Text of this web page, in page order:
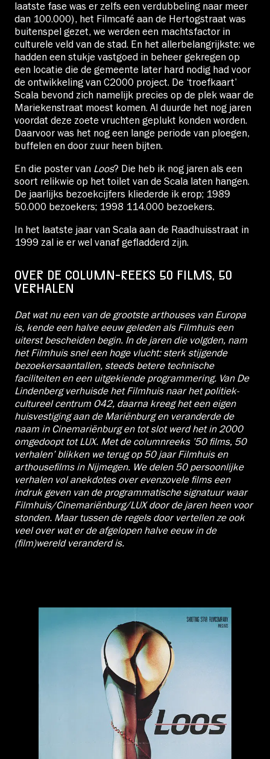
laatste fase was er zelfs een verdubbeling naar meer
dan 100.000), het Filmcafé aan de Hertogstraat was
buitenspel gezet, we werden een machtsfactor in
culturele veld van de stad. En het allerbelangrijkste: we
hadden een stukje vastgoed in beheer gekregen op
een locatie die de gemeente later hard nodig had voor
de ontwikkeling van C2000 project. De ‘troefkaart’
Scala bevond zich namelijk precies op de plek waar de
Mariekenstraat moest komen. Al duurde het nog jaren
voordat deze zoete vruchten geplukt konden worden.
Daarvoor was het nog een lange periode van ploegen,
buffelen en door zuur heen bijten.
En die poster van Loos? Die heb ik nog jaren als een
soort relikwie op het toilet van de Scala laten hangen.
De jaarlijks bezoekcijfers kliederde ik erop; 1989
50.000 bezoekers; 1998 114.000 bezoekers.
In het laatste jaar van Scala aan de Raadhuisstraat in
1999 zal ie er wel vanaf gefladderd zijn.
OVER DE COLUMN-REEKS 50 FILMS, 50
VERHALEN
Dat wat nu een van de grootste arthouses van Europa
is, kende een halve eeuw geleden als Filmhuis een
uiterst bescheiden begin. In de jaren die volgden, nam
het Filmhuis snel een hoge vlucht: sterk stijgende
bezoekersaantallen, steeds betere technische
faciliteiten en een uitgekiende programmering. Van De
Lindenberg verhuisde het Filmhuis naar het politiek-
cultureel centrum O42, daarna kreeg het een eigen
huisvestiging aan de Mariënburg en veranderde de
naam in Cinemariënburg en tot slot werd het in 2000
omgedoopt tot LUX. Met de columnreeks ’50 films, 50
verhalen’ blikken we terug op 50 jaar Filmhuis en
arthousefilms in Nijmegen. We delen 50 persoonlijke
verhalen vol anekdotes over evenzovele films een
indruk geven van de programmatische signatuur waar
Filmhuis/Cinemariënburg/LUX door de jaren heen voor
stonden. Maar tussen de regels door vertellen ze ook
veel over wat er de afgelopen halve eeuw in de
(film)wereld veranderd is.